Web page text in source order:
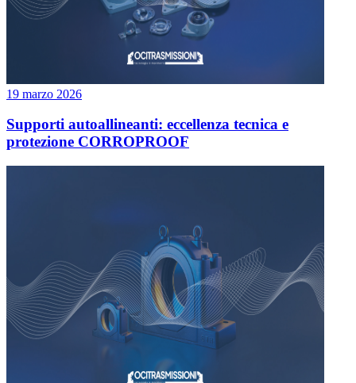
19 marzo 2026
Supporti autoallineanti: eccellenza tecnica e
protezione CORROPROOF